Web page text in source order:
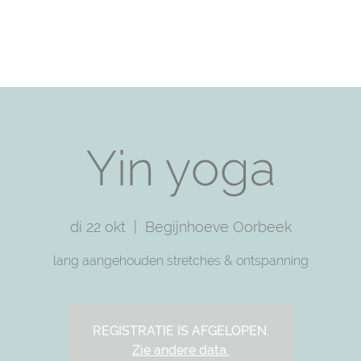
Yin yoga
di 22 okt
  |
Begijnhoeve Oorbeek
lang aangehouden stretches & ontspanning
REGISTRATIE IS AFGELOPEN.
Zie andere data.